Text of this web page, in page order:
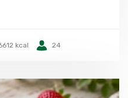
kcal 24